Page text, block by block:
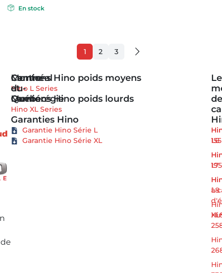
En stock
1 2 3
de
155
195
à
L6
L7
L8
Camions Hino poids moyens
Hino L Series
Camions Hino poids lourds
Hino XL Series
Garanties Hino
Garantie Hino Série L
Garantie Hino Série XL
Centre-
du-
Québec
Montréal
et
Montérégie